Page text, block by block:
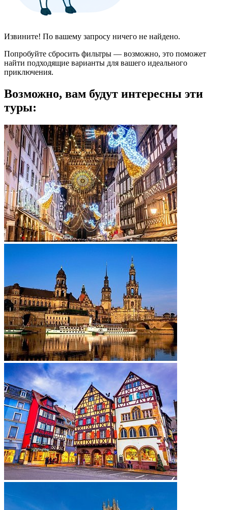
Извините! По вашему запросу ничего не найдено.
Попробуйте сбросить фильтры — возможно, это поможет
найти подходящие варианты для вашего идеального
приключения.
Возможно, вам будут интересны эти
туры: